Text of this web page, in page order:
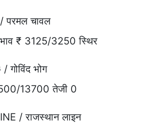
परमल चावल
₹ 3125/3250 स्थिर
गोविंद भोग
13700 तेजी 0
/ राजस्थान लाइन